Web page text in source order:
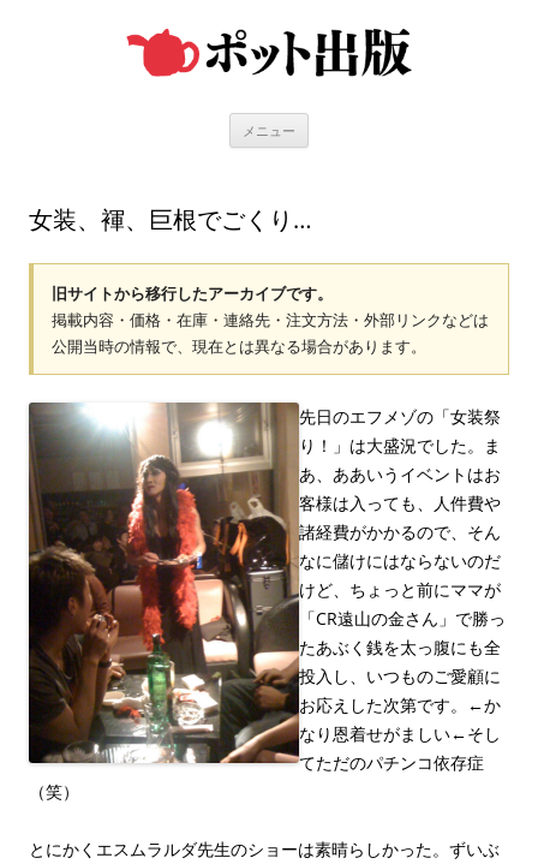
メニュー
女装、褌、巨根でごくり…
旧サイトから移行したアーカイブです。
掲載内容・価格・在庫・連絡先・注文方法・外部リンクなどは
公開当時の情報で、現在とは異なる場合があります。
先日のエフメゾの「女装祭
り！」は大盛況でした。ま
あ、ああいうイベントはお
客様は入っても、人件費や
諸経費がかかるので、そん
なに儲けにはならないのだ
けど、ちょっと前にママが
「CR遠山の金さん」で勝っ
たあぶく銭を太っ腹にも全
投入し、いつものご愛顧に
お応えした次第です。←か
なり恩着せがましい←そし
てただのパチンコ依存症
（笑）
とにかくエスムラルダ先生のショーは素晴らしかった。ずいぶ